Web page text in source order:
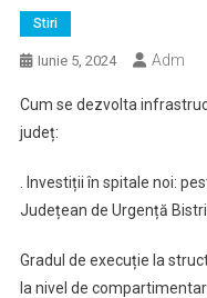
Stiri
Iunie 5, 2024 Adm
Cum se dezvolta
județ:
. Investiții în spitale noi:
Județean de Urgență
Gradul de execuție la
la nivel de